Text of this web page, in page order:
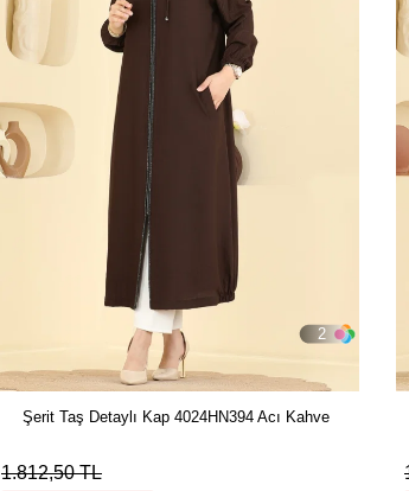
2
Şerit Taş Detaylı Kap 4024HN394 Acı Kahve
1.812,50 TL